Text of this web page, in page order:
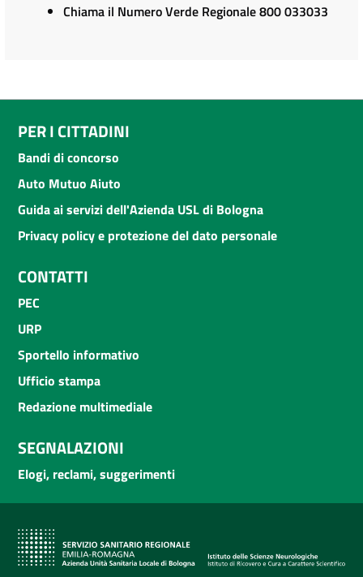
Chiama il Numero Verde Regionale 800 033033
PER I CITTADINI
Bandi di concorso
Auto Mutuo Aiuto
Guida ai servizi dell'Azienda USL di Bologna
Privacy policy e protezione del dato personale
CONTATTI
PEC
URP
Sportello informativo
Ufficio stampa
Redazione multimediale
SEGNALAZIONI
Elogi, reclami, suggerimenti